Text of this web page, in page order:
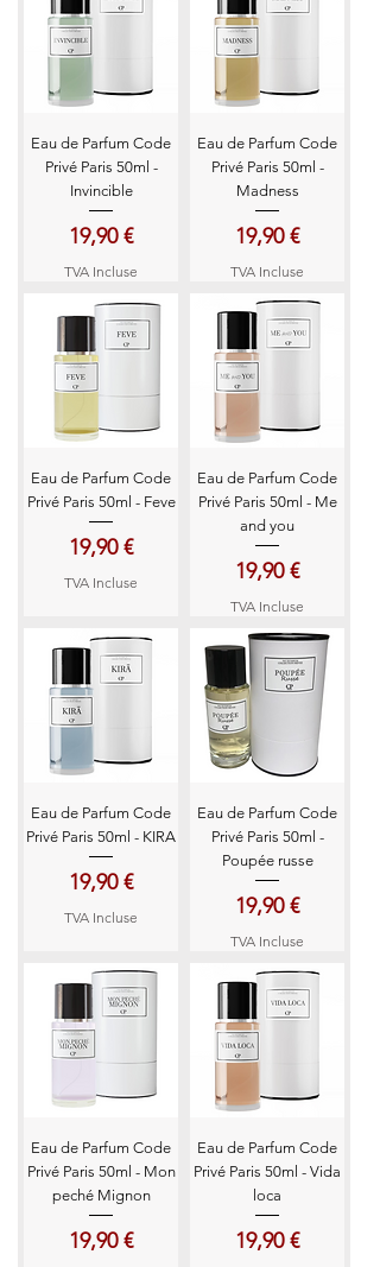
Eau de Parfum Code
Privé Paris 50ml -
Invincible
Prix
19,90 €
TVA Incluse
Eau de Parfum Code
Privé Paris 50ml -
Madness
Prix
19,90 €
TVA Incluse
Eau de Parfum Code
Privé Paris 50ml - Feve
Prix
19,90 €
TVA Incluse
Eau de Parfum Code
Privé Paris 50ml - Me
and you
Prix
19,90 €
TVA Incluse
Eau de Parfum Code
Privé Paris 50ml - KIRA
Prix
19,90 €
TVA Incluse
Eau de Parfum Code
Privé Paris 50ml -
Poupée russe
Prix
19,90 €
TVA Incluse
Eau de Parfum Code
Privé Paris 50ml - Mon
peché Mignon
Prix
19,90 €
Eau de Parfum Code
Privé Paris 50ml - Vida
loca
Prix
19,90 €